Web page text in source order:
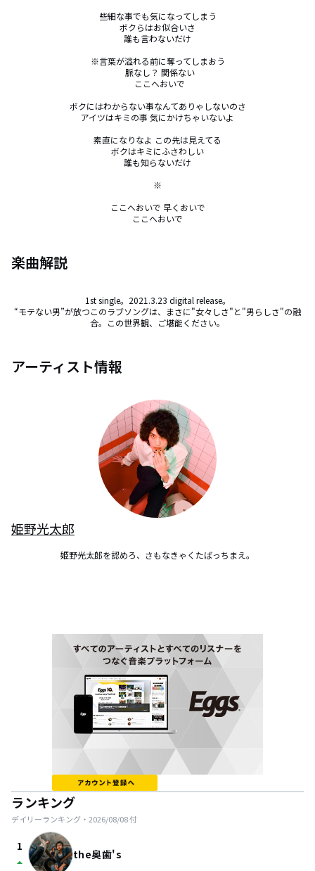
些細な事でも気になってしまう
ボクらはお似合いさ
誰も言わないだけ
※言葉が溢れる前に奪ってしまおう
ボクにはわからない事なんてありゃしないのさ
アイツはキミの事 気にかけちゃいないよ
素直になりなよ この先は見えてる
ボクはキミにふさわしい
誰も知らないだけ
※
ここへおいで 早くおいで
ここへおいで
楽曲解説
1st single。2021.3.23 digital release。
“モテない男”が放つこのラブソングは、まさに"女々しさ"と"男らしさ"の融
合。この世界観、ご堪能ください。
アーティスト情報
姫野光太郎
姫野光太郎を認めろ、さもなきゃくたばっちまえ。
ランキング
デイリーランキング・ 2026/08/08付
1
arrow_drop_up the奥歯's